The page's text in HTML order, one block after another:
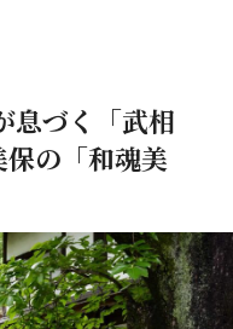
息づく「武相
の「和魂美